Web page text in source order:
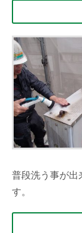
普段洗う事が出
す。